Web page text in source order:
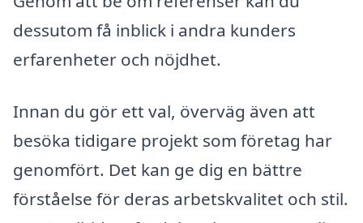
dessutom få inblick i andra kunders
erfarenheter och nöjdhet.
Innan du gör ett val, överväg även att
besöka tidigare projekt som företag har
genomfört. Det kan ge dig en bättre
förståelse för deras arbetskvalitet och stil.